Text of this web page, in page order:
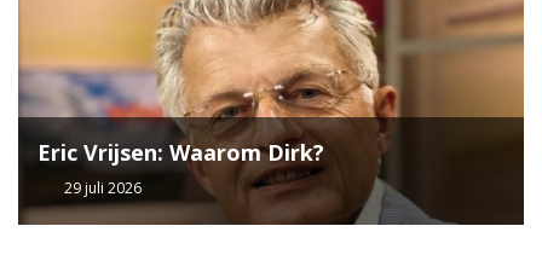
Eric Vrijsen: Waarom Dirk?
29 juli 2026